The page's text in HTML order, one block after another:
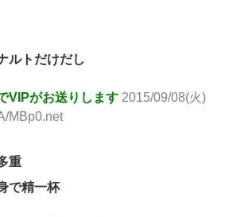
ルトだけだし
VIPがお送りします 2015/09/08(火)
MBp0.net
重
で精一杯